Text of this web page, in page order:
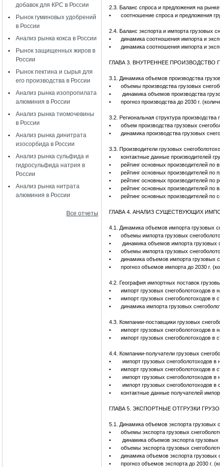
добавок для КРС в России
Рынок гуминовых удобрений
в России
Анализ рынка кокса в России
Рынок защищенных жиров в
России
Рынок пектина и сырья для
его производства в России
Анализ рынка изопропилата
алюминия в России
Анализ рынка тиомочевины
в России
Анализ рынка динитрата
изосорбида в России
Анализ рынка сульфида и
гидросульфида натрия в
России
Анализ рынка нитрата
алюминия в России
Все отчеты
2.3. Баланс спроса и предложения на
•
соотношение спроса и предложения
2.4. Баланс экспорта и импорта грузовых
•
динамика соотношения импорта и
•
динамика соотношения импорта и
ГЛАВА 3. ВНУТРЕННЕЕ
3.1. Динамика объемов производства
•
объемы производства грузовых
•
динамика объемов производства
•
прогноз производства до 2030 г.
3.2. Региональная структура производства
•
объем производства грузовых
•
динамика производства грузовых
3.3. Производители грузовых
•
контактные данные производителей
•
рейтинг основных производителей по
•
рейтинг основных производителей по
•
рейтинг основных производителей по
•
рейтинг основных производителей по
•
рейтинг основных производителей по
ГЛАВА 4. АНАЛИЗ СУЩЕСТВУЮЩИХ
4.1. Динамика объемов импорта грузовых
•
объемы импорта грузовых
•
динамика объемов импорта
•
объемы импорта грузовых
•
динамика объемов импорта грузовых
•
прогноз объемов импорта до 2030 г.
4.2. География импортных поставок
•
импорт грузовых снегоболотоходов в
•
импорт грузовых снегоболотоходов
•
динамика импорта грузовых
4.3. Компании-поставщики грузовых
•
импорт грузовых снегоболотоходов
•
импорт грузовых снегоболотоходов
4.4. Компании-получатели грузовых
•
импорт грузовых снегоболотоходов
•
импорт грузовых снегоболотоходов
•
импорт грузовых снегоболотоходов
•
импорт грузовых снегоболотоходов
•
контактные данные получателей
ГЛАВА 5. ЭКСПОРТНЫЕ ОТГРУЗКИ
5.1. Динамика объемов экспорта грузовых
•
объемы экспорта грузовых
•
динамика объемов экспорта
•
объемы экспорта грузовых
•
динамика объемов экспорта
•
прогноз объемов экспорта до 2030 г.